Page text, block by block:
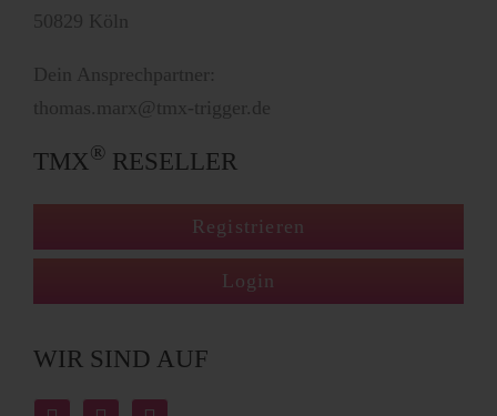
50829 Köln
Dein Ansprechpartner:
thomas.marx@tmx-trigger.de
TMX®RESELLER
Registrieren
Login
WIR SIND AUF